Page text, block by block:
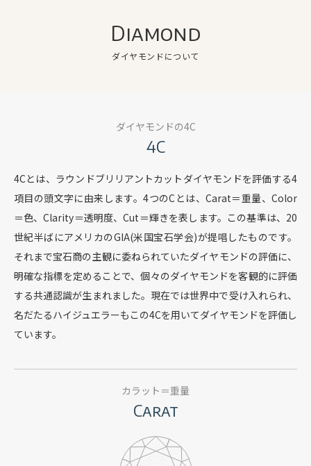
ダイヤモンドについて
Diamond
4C
ダイヤモンドの4C
4Cとは、ラウンドブリリアントカットダイヤモンドを評価する4
項目の頭文字に由来します。4つのCとは、Carat＝重量、Color
＝色、Clarity＝透明度、Cut＝輝きを表します。 この基準は、20
世紀半ばにアメリカのGIA(米国宝石学会)が提唱したものです。
それまで宝石商の主観に委ねられていたダイヤモンドの評価に、
明確な指標を定めることで、個々のダイヤモンドを客観的に評価
する共通認識が生まれました。 現在では世界中で受け入れられ、
名だたるハイジュエラーもこの4Cを用いてダイヤモンドを評価し
ています。
Carat
カラット＝重量